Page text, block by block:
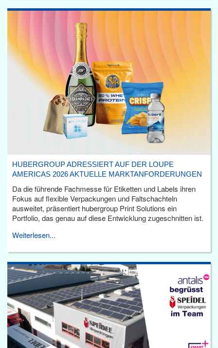
HUBERGROUP ADRESSIERT AUF DER LOUPE
AMERICAS 2026 AKTUELLE MARKTANFORDERUNGEN
Da die führende Fachmesse für Etiketten und Labels ihren
Fokus auf flexible Verpackungen und Faltschachteln
ausweitet, präsentiert hubergroup Print Solutions ein
Portfolio, das genau auf diese Entwicklung zugeschnitten ist.
Weiterlesen...